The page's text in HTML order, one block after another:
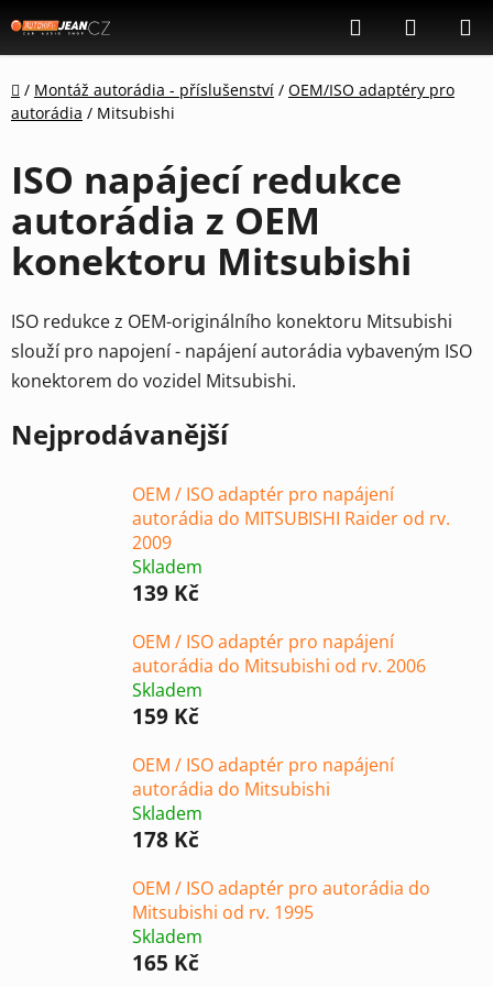
na
obsah
Hledat
KOŠÍK
Domů
/ Montáž autorádia - příslušenství / OEM/ISO adaptéry pro
autorádia / Mitsubishi
ISO napájecí redukce
autorádia z OEM
konektoru Mitsubishi
ISO redukce z OEM-originálního konektoru Mitsubishi
slouží pro napojení - napájení autorádia vybaveným ISO
konektorem do vozidel Mitsubishi.
Nejprodávanější
OEM / ISO adaptér pro napájení
autorádia do MITSUBISHI Raider od rv.
2009
Skladem
139 Kč
OEM / ISO adaptér pro napájení
autorádia do Mitsubishi od rv. 2006
Skladem
159 Kč
OEM / ISO adaptér pro napájení
autorádia do Mitsubishi
Skladem
178 Kč
OEM / ISO adaptér pro autorádia do
Mitsubishi od rv. 1995
Skladem
165 Kč